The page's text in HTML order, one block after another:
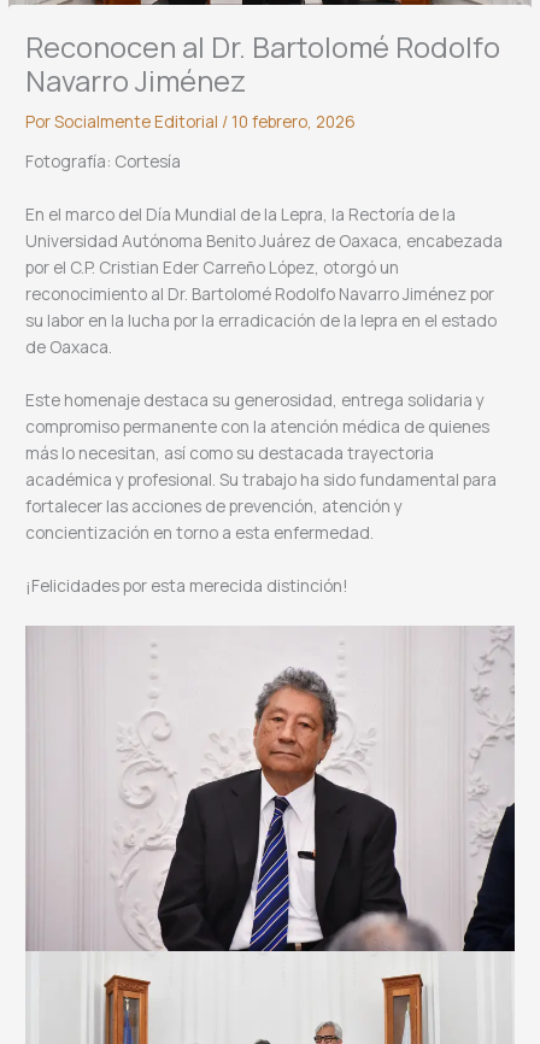
Reconocen al Dr. Bartolomé Rodolfo
Navarro Jiménez
PorSocialmente Editorial / 10 febrero, 2026
Fotografía: Cortesía
En el marco del Día Mundial de la Lepra, la Rectoría de la
Universidad Autónoma Benito Juárez de Oaxaca, encabezada
por el C.P. Cristian Eder Carreño López, otorgó un
reconocimiento al Dr. Bartolomé Rodolfo Navarro Jiménez por
su labor en la lucha por la erradicación de la lepra en el estado
de Oaxaca.
Este homenaje destaca su generosidad, entrega solidaria y
compromiso permanente con la atención médica de quienes
más lo necesitan, así como su destacada trayectoria
académica y profesional. Su trabajo ha sido fundamental para
fortalecer las acciones de prevención, atención y
concientización en torno a esta enfermedad.
¡Felicidades por esta merecida distinción!